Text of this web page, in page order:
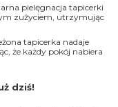
dziś!
pielęgnacja tapicerki
zużyciem, utrzymując
tapicerka nadaje
że każdy pokój nabiera